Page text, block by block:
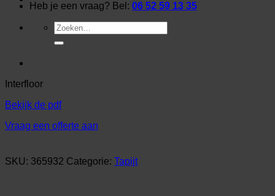
Heb je een vraag? Bel: 06 52 59 13 35
Zoeken
naar:
Interfloor
Bekijk de pdf
Vraag een offerte aan
SKU: 365932 Categorie: Tapijt